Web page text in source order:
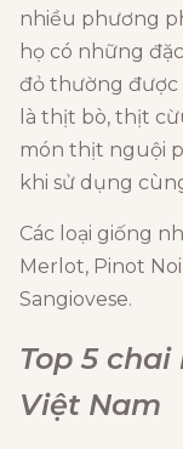
nhiều phương
họ có những
đỏ thường
là thịt bò, thịt
món thịt nguội
khi sử dụng
Các loại giống
Merlot, Pinot
Sangiovese.
Top 5
Việt Nam